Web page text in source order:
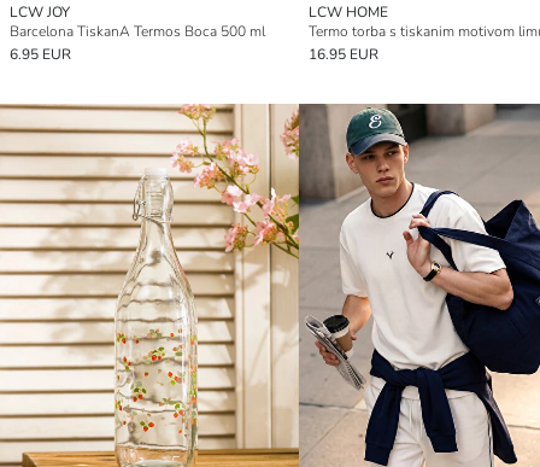
LCW JOY
Barcelona TiskanA Termos Boca 500 ml
6.95 EUR
LCW HOME
16.95 EUR